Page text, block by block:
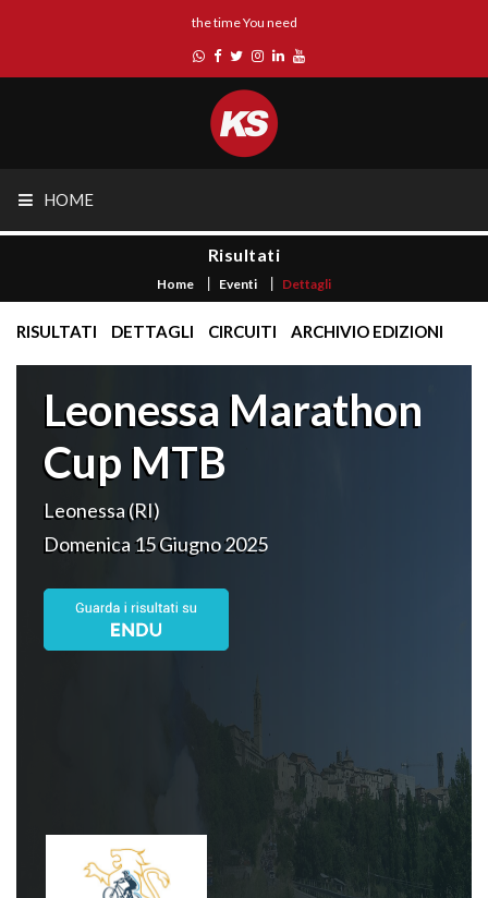
the time You need
HOME
Risultati
Home Eventi Dettagli
RISULTATI DETTAGLI CIRCUITI ARCHIVIO EDIZIONI
Leonessa Marathon
Cup MTB
Leonessa (RI)
Domenica 15 Giugno 2025